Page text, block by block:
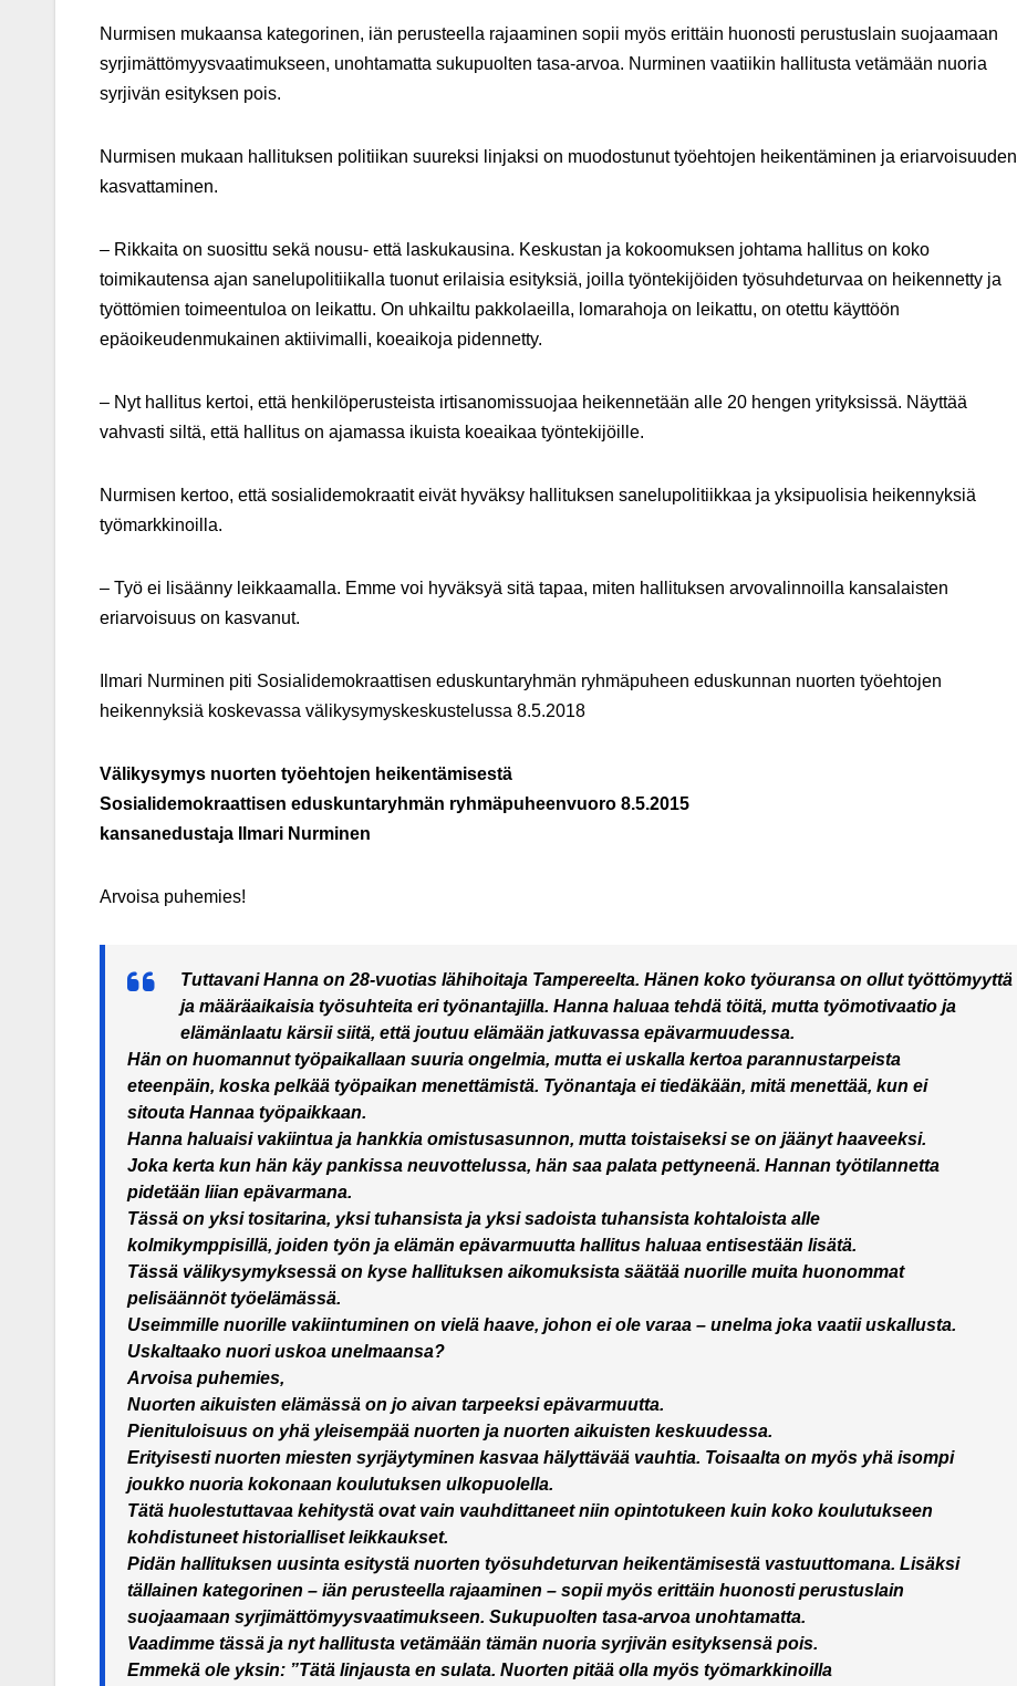
Nurmisen mukaansa kategorinen, iän perusteella rajaaminen sopii myös erittäin huonosti perustuslain suojaamaan
syrjimättömyysvaatimukseen, unohtamatta sukupuolten tasa-arvoa. Nurminen vaatiikin hallitusta vetämään nuoria
syrjivän esityksen pois.
Nurmisen mukaan hallituksen politiikan suureksi linjaksi on muodostunut työehtojen heikentäminen ja eriarvoisuuden
kasvattaminen.
– Rikkaita on suosittu sekä nousu- että laskukausina. Keskustan ja kokoomuksen johtama hallitus on koko
toimikautensa ajan sanelupolitiikalla tuonut erilaisia esityksiä, joilla työntekijöiden työsuhdeturvaa on heikennetty ja
työttömien toimeentuloa on leikattu. On uhkailtu pakkolaeilla, lomarahoja on leikattu, on otettu käyttöön
epäoikeudenmukainen aktiivimalli, koeaikoja pidennetty.
– Nyt hallitus kertoi, että henkilöperusteista irtisanomissuojaa heikennetään alle 20 hengen yrityksissä. Näyttää
vahvasti siltä, että hallitus on ajamassa ikuista koeaikaa työntekijöille.
Nurmisen kertoo, että sosialidemokraatit eivät hyväksy hallituksen sanelupolitiikkaa ja yksipuolisia heikennyksiä
työmarkkinoilla.
– Työ ei lisäänny leikkaamalla. Emme voi hyväksyä sitä tapaa, miten hallituksen arvovalinnoilla kansalaisten
eriarvoisuus on kasvanut.
Ilmari Nurminen piti Sosialidemokraattisen eduskuntaryhmän ryhmäpuheen eduskunnan nuorten työehtojen
heikennyksiä koskevassa välikysymyskeskustelussa 8.5.2018
Välikysymys nuorten työehtojen heikentämisestä
Sosialidemokraattisen eduskuntaryhmän ryhmäpuheenvuoro 8.5.2015
kansanedustaja Ilmari Nurminen
Arvoisa puhemies!
Tuttavani Hanna on 28-vuotias lähihoitaja Tampereelta. Hänen koko työuransa on ollut työttömyyttä
ja määräaikaisia työsuhteita eri työnantajilla. Hanna haluaa tehdä töitä, mutta työmotivaatio ja
elämänlaatu kärsii siitä, että joutuu elämään jatkuvassa epävarmuudessa.
Hän on huomannut työpaikallaan suuria ongelmia, mutta ei uskalla kertoa parannustarpeista
eteenpäin, koska pelkää työpaikan menettämistä. Työnantaja ei tiedäkään, mitä menettää, kun ei
sitouta Hannaa työpaikkaan.
Hanna haluaisi vakiintua ja hankkia omistusasunnon, mutta toistaiseksi se on jäänyt haaveeksi.
Joka kerta kun hän käy pankissa neuvottelussa, hän saa palata pettyneenä. Hannan työtilannetta
pidetään liian epävarmana.
Tässä on yksi tositarina, yksi tuhansista ja yksi sadoista tuhansista kohtaloista alle
kolmikymppisillä, joiden työn ja elämän epävarmuutta hallitus haluaa entisestään lisätä.
Tässä välikysymyksessä on kyse hallituksen aikomuksista säätää nuorille muita huonommat
pelisäännöt työelämässä.
Useimmille nuorille vakiintuminen on vielä haave, johon ei ole varaa – unelma joka vaatii uskallusta.
Uskaltaako nuori uskoa unelmaansa?
Arvoisa puhemies,
Nuorten aikuisten elämässä on jo aivan tarpeeksi epävarmuutta.
Pienituloisuus on yhä yleisempää nuorten ja nuorten aikuisten keskuudessa.
Erityisesti nuorten miesten syrjäytyminen kasvaa hälyttävää vauhtia. Toisaalta on myös yhä isompi
joukko nuoria kokonaan koulutuksen ulkopuolella.
Tätä huolestuttavaa kehitystä ovat vain vauhdittaneet niin opintotukeen kuin koko koulutukseen
kohdistuneet historialliset leikkaukset.
Pidän hallituksen uusinta esitystä nuorten työsuhdeturvan heikentämisestä vastuuttomana. Lisäksi
tällainen kategorinen – iän perusteella rajaaminen – sopii myös erittäin huonosti perustuslain
suojaamaan syrjimättömyysvaatimukseen. Sukupuolten tasa-arvoa unohtamatta.
Vaadimme tässä ja nyt hallitusta vetämään tämän nuoria syrjivän esityksensä pois.
Emmekä ole yksin: ”Tätä linjausta en sulata. Nuorten pitää olla myös työmarkkinoilla